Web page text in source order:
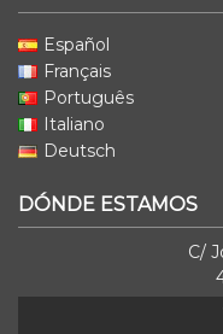
Español
Français
Português
Italiano
Deutsch
DÓNDE ESTAMOS
C/